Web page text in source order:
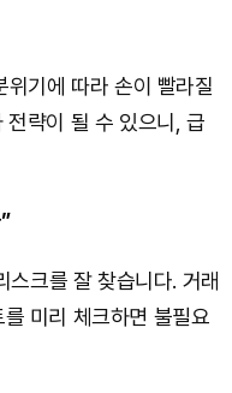
기에 따라 손이 빨라질
전략이 될 수 있으니, 급
크를 잘 찾습니다. 거래
미리 체크하면 불필요